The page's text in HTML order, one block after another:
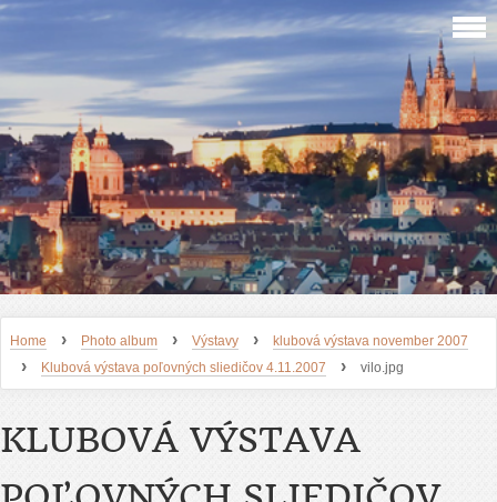
Home › Photo album › Výstavy › klubová výstava november 2007
› Klubová výstava poľovných sliedičov 4.11.2007 › vilo.jpg
KLUBOVÁ VÝSTAVA